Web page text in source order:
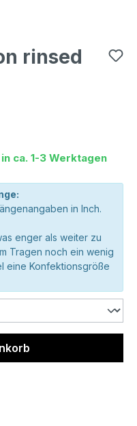
rinsed
ca. 1-3 Werktagen
in Inch.
enger als weiter zu
Tragen noch ein wenig
eine Konfektionsgröße
Wert